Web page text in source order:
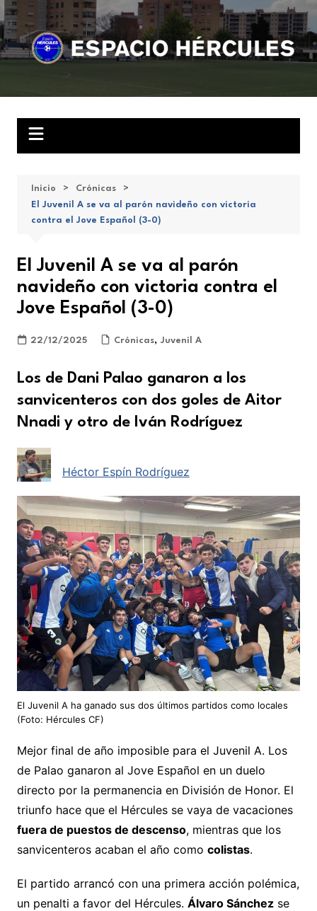
Saltar
al
contenido
Inicio
Crónicas
El Juvenil A se va al parón navideño con victoria
contra el Jove Español (3-0)
El Juvenil A se va al parón
navideño con victoria contra el
Jove Español (3-0)
22/12/2025 Crónicas, Juvenil A
Los de Dani Palao ganaron a los
sanvicenteros con dos goles de Aitor
Nnadi y otro de Iván Rodríguez
Héctor Espín Rodríguez
El Juvenil A ha ganado sus dos últimos partidos como locales
(Foto: Hércules CF)
Mejor final de año imposible para el Juvenil A. Los
de Palao ganaron al Jove Español en un duelo
directo por la permanencia en División de Honor. El
triunfo hace que el Hércules se vaya de vacaciones
fuera de puestos de descenso, mientras que los
sanvicenteros acaban el año como colistas.
El partido arrancó con una primera acción polémica,
un penalti a favor del Hércules. Álvaro Sánchezse